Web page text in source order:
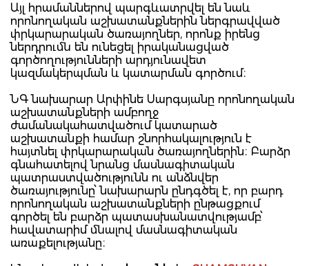
Այլ հրամաններով պարգևատրվել են նաև
որոնողական աշխատանքներին ներգրավված
փրկարարական ծառայողներ, որոնք իրենց
ներդրումն են ունեցել իրականացված
գործողությունների արդյունավետ
կազմակերպման և կատարման գործում։
ՆԳ նախարար Արփինե Սարգսյանը որոնողական
աշխատանքների ամբողջ
ժամանակահատվածում կատարած
աշխատանքի համար շնորհակալություն է
հայտնել փրկարարական ծառայողներին։ Բարձր
գնահատելով նրանց մասնագիտական
պատրաստվածությունն ու անձնվեր
ծառայությունը՝ նախարարն ընդգծել է, որ բարդ
որոնողական աշխատանքների ընթացքում
գործել են բարձր պատասխանատվությամբ՝
հավատարիմ մնալով մասնագիտական
առաքելությանը։